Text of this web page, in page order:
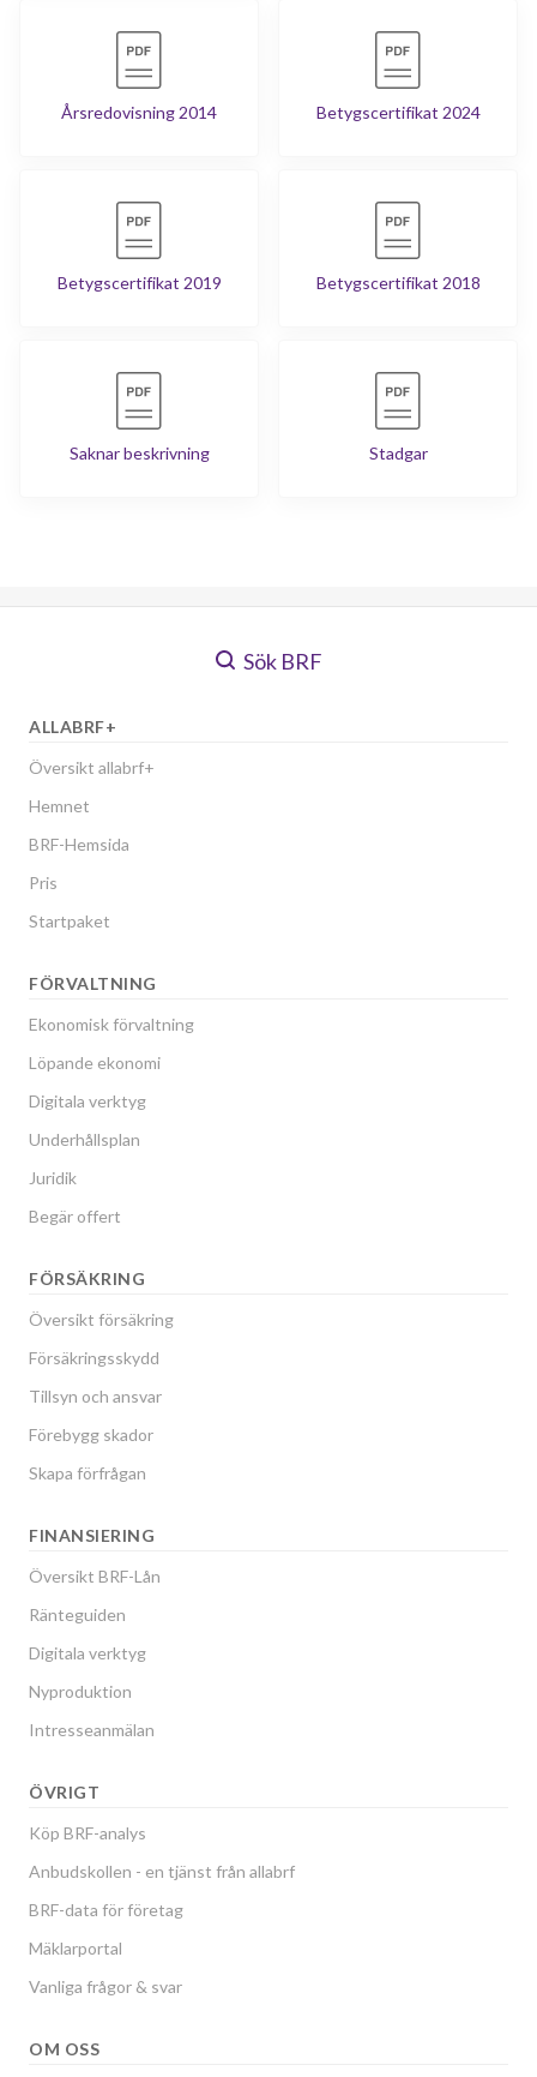
Årsredovisning 2014 Betygscertifikat 2024
Betygscertifikat 2019 Betygscertifikat 2018
Saknar beskrivning Stadgar
Sök BRF
ALLABRF+
Översikt allabrf+
Hemnet
BRF-Hemsida
Pris
Startpaket
FÖRVALTNING
Ekonomisk förvaltning
Löpande ekonomi
Digitala verktyg
Underhållsplan
Juridik
Begär offert
FÖRSÄKRING
Översikt försäkring
Försäkringsskydd
Tillsyn och ansvar
Förebygg skador
Skapa förfrågan
FINANSIERING
Översikt BRF-Lån
Ränteguiden
Digitala verktyg
Nyproduktion
Intresseanmälan
ÖVRIGT
Köp BRF-analys
Anbudskollen - en tjänst från allabrf
BRF-data för företag
Mäklarportal
Vanliga frågor & svar
OM OSS